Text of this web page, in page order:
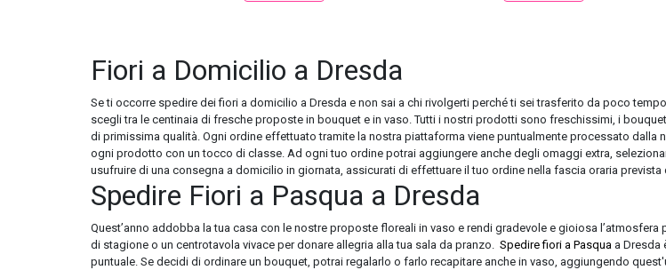
Fiori a Domicilio a Dresda
Se ti occorre spedire dei fiori a domicilio a Dresda e non sai a chi rivolgerti perché ti sei trasferito da poco
scegli tra le centinaia di fresche proposte in bouquet e in vaso. Tutti i nostri prodotti sono freschissimi, i
di primissima qualità. Ogni ordine effettuato tramite la nostra piattaforma viene puntualmente processato
ogni prodotto con un tocco di classe. Ad ogni tuo ordine potrai aggiungere anche degli omaggi extra,
usufruire di una consegna a domicilio in giornata, assicurati di effettuare il tuo ordine nella fascia oraria
Spedire Fiori a Pasqua a Dresda
Quest’anno addobba la tua casa con le nostre proposte floreali in vaso e rendi gradevole e gioiosa
di stagione o un centrotavola vivace per donare allegria alla tua sala da pranzo. Spedire fiori a Pasqua a Dresda
puntuale. Se decidi di ordinare un bouquet, potrai regalarlo o farlo recapitare anche in vaso, aggiungendo